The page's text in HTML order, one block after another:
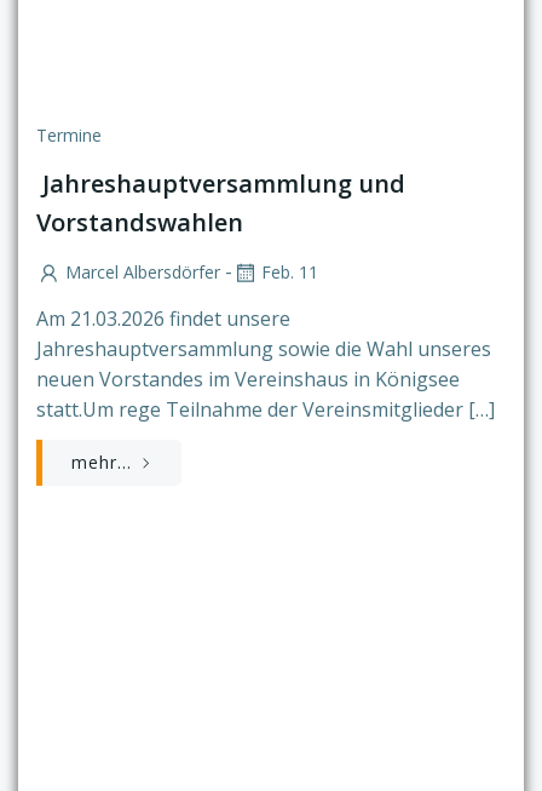
Termine
Jahreshauptversammlung und
Vorstandswahlen
Marcel Albersdörfer - Feb. 11
Am 21.03.2026 findet unsere
Jahreshauptversammlung sowie die Wahl unseres
neuen Vorstandes im Vereinshaus in Königsee
statt.Um rege Teilnahme der Vereinsmitglieder […]
mehr...